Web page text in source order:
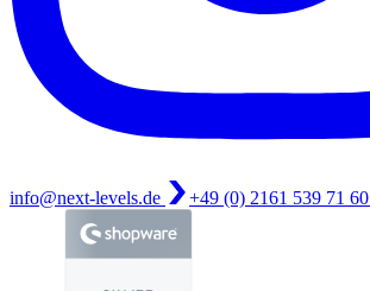
info@next-levels.de +49 (0) 2161 539 71 60